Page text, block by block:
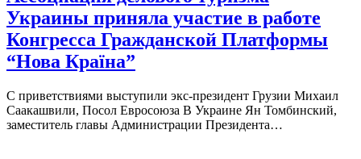
Украины приняла участие в работе
Конгресса Гражданской Платформы
“Нова Країна”
С приветствиями выступили экс-президент Грузии Михаил
Саакашвили, Посол Евросоюза В Украине Ян Томбинский,
заместитель главы Администрации Президента…